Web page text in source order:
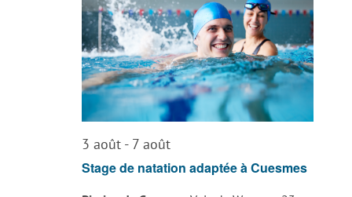
3 août- 7 août
Stage de natation adaptée à Cuesmes